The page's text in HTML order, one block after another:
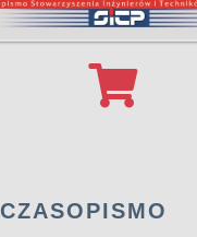
CZASOPISMO